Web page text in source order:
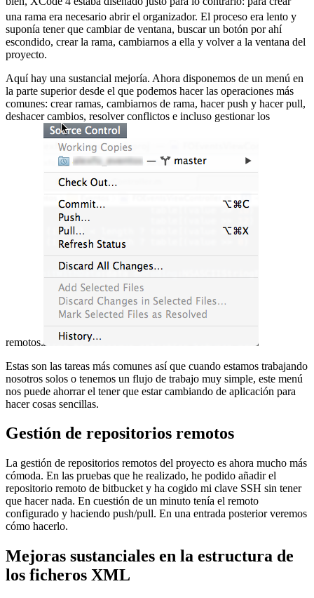
una rama era necesario abrir el organizador. El proceso era lento y
suponía tener que cambiar de ventana, buscar un botón por ahí
escondido, crear la rama, cambiarnos a ella y volver a la ventana del
proyecto.
Aquí hay una sustancial mejoría. Ahora disponemos de un menú en
la parte superior desde el que podemos hacer las operaciones más
comunes: crear ramas, cambiarnos de rama, hacer push y hacer pull,
deshacer cambios, resolver conflictos e incluso gestionar los
remotos.
Estas son las tareas más comunes así que cuando estamos trabajando
nosotros solos o tenemos un flujo de trabajo muy simple, este menú
nos puede ahorrar el tener que estar cambiando de aplicación para
hacer cosas sencillas.
Gestión de repositorios remotos
La gestión de repositorios remotos del proyecto es ahora mucho más
cómoda. En las pruebas que he realizado, he podido añadir el
repositorio remoto de bitbucket y ha cogido mi clave SSH sin tener
que hacer nada. En cuestión de un minuto tenía el remoto
configurado y haciendo push/pull. En una entrada posterior veremos
cómo hacerlo.
Mejoras sustanciales en la estructura de
los ficheros XML